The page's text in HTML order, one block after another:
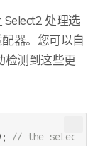
处理选
器。您可以自
检测到这些更
// the select